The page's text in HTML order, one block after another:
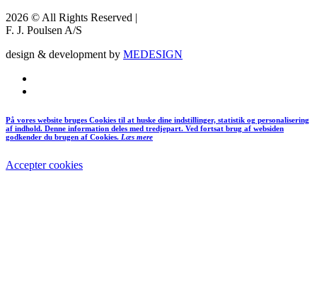
2026 © All Rights Reserved |
F. J. Poulsen A/S
design & development by MEDESIGN
På vores website bruges Cookies til at huske dine indstillinger, statistik og personalisering
af indhold. Denne information deles med tredjepart. Ved fortsat brug af websiden
godkender du brugen af Cookies. Læs mere
Accepter cookies